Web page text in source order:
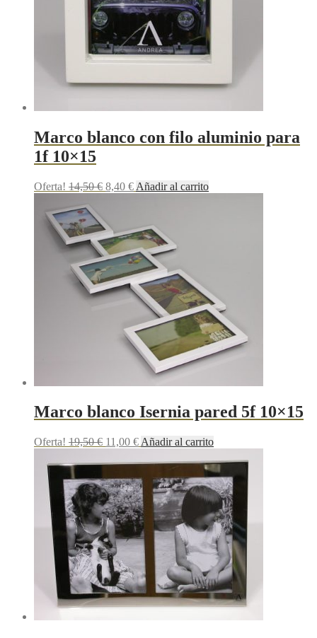
Marco blanco con filo aluminio para
1f 10×15
Oferta! 14,50€ 8,40 € Añadir al carrito
Marco blanco Isernia pared 5f 10×15
Oferta! 19,50€ 11,00 € Añadir al carrito